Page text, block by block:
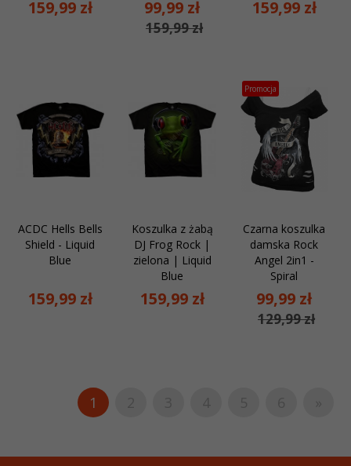
159,99 zł 99,99 zł
159,99 zł
159,99 zł
ACDC Hells Bells
Shield - Liquid
Blue
159,99 zł
Koszulka z żabą
DJ Frog Rock |
zielona | Liquid
Blue
159,99 zł
Promocja
Czarna koszulka
damska Rock
Angel 2in1 -
Spiral
99,99 zł
129,99 zł
1